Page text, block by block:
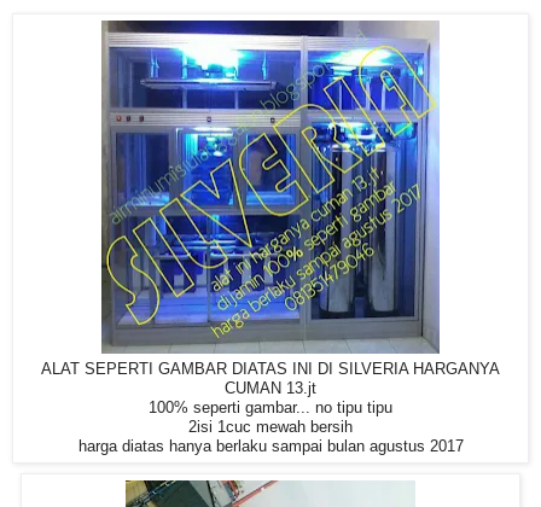
ALAT SEPERTI GAMBAR DIATAS INI DI SILVERIA HARGANYA
CUMAN 13.jt
100% seperti gambar... no tipu tipu
2isi 1cuc mewah bersih
harga diatas hanya berlaku sampai bulan agustus 2017